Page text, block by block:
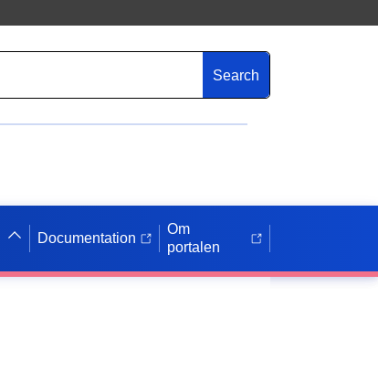
Search
Documentation
Om
portalen